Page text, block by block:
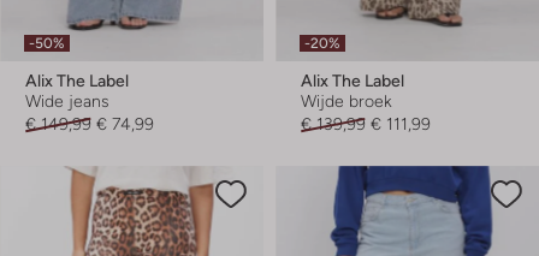
-50%
Alix The Label
Wide jeans
€ 149,99 € 74,99
-20%
Alix The Label
Wijde broek
€ 139,99 € 111,99